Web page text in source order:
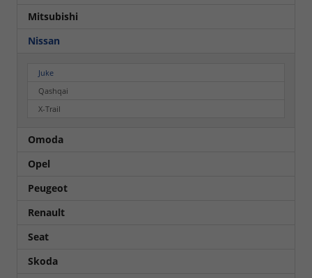
Mitsubishi
Nissan
Juke
Qashqai
X-Trail
Omoda
Opel
Peugeot
Renault
Seat
Skoda